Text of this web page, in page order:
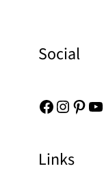
Social
Facebook Instagram Pinterest YouTube
Links